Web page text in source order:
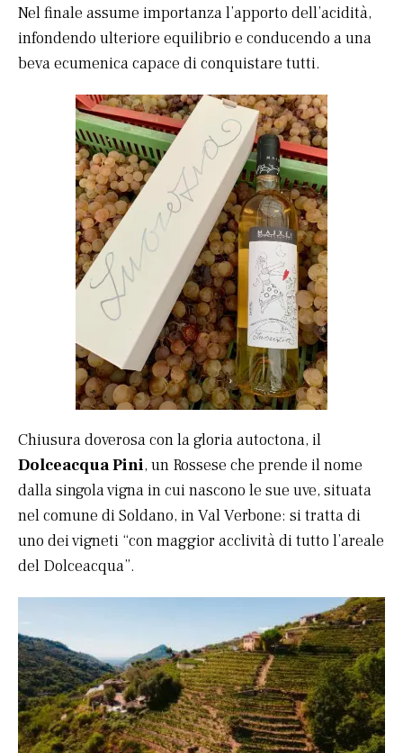
Nel finale assume importanza l’apporto dell’acidità,
infondendo ulteriore equilibrio e conducendo a una
beva ecumenica capace di conquistare tutti.
Chiusura doverosa con la gloria autoctona, il
Dolceacqua Pini, un Rossese che prende il nome
dalla singola vigna in cui nascono le sue uve, situata
nel comune di Soldano, in Val Verbone: si tratta di
uno dei vigneti “con maggior acclività di tutto l’areale
del Dolceacqua”.